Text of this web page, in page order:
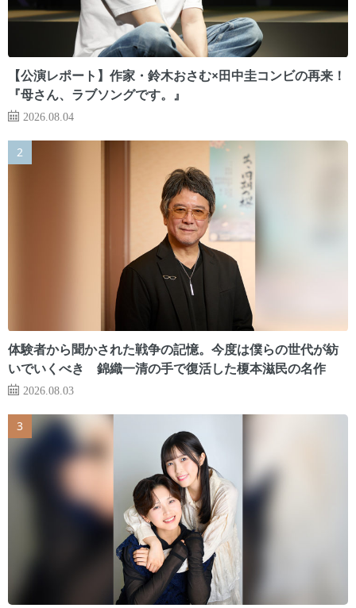
【公演レポート】作家・鈴木おさむ×田中圭コンビの再来！
『母さん、ラブソングです。』
2026.08.04
体験者から聞かされた戦争の記憶。今度は僕らの世代が紡
いでいくべき 錦織一清の手で復活した榎本滋民の名作
2026.08.03